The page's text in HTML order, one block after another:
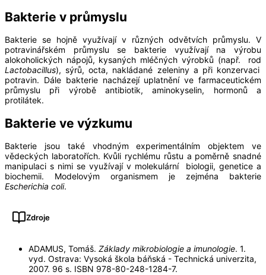
Bakterie v průmyslu
Bakterie se hojně využívají v různých odvětvích průmyslu. V
potravinářském průmyslu se bakterie využívají na výrobu
alokoholických nápojů, kysaných mléčných výrobků (např. rod
Lactobacillus), sýrů, octa, nakládané zeleniny a při konzervaci
potravin. Dále bakterie nacházejí uplatnění ve farmaceutickém
průmyslu při výrobě antibiotik, aminokyselin, hormonů a
protilátek.
Bakterie ve výzkumu
Bakterie jsou také vhodným experimentálním objektem ve
vědeckých laboratořích. Kvůli rychlému růstu a poměrně snadné
manipulaci s nimi se využívají v molekulární biologii, genetice a
biochemii. Modelovým organismem je zejména bakterie
Escherichia coli.
Zdroje
ADAMUS, Tomáš. Základy mikrobiologie a imunologie. 1.
vyd. Ostrava: Vysoká škola báňská - Technická univerzita,
2007. 96 s. ISBN 978-80-248-1284-7.